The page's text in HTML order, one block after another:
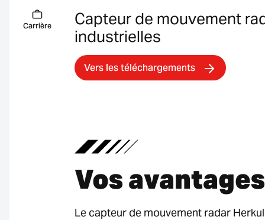
Carrière
Capteur de mouvement
industrielles
Vers les téléchargements
Vos avantages
Le capteur de mouvement radar